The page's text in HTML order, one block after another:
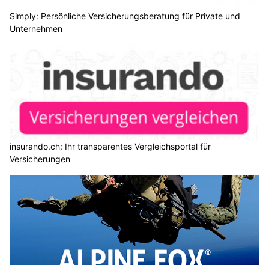
Simply: Persönliche Versicherungsberatung für Private und
Unternehmen
insurando.ch: Ihr transparentes Vergleichsportal für
Versicherungen